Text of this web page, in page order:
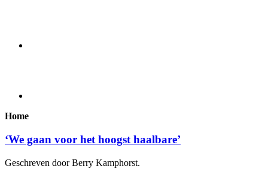
Home
‘We gaan voor het hoogst haalbare’
Geschreven door Berry Kamphorst.